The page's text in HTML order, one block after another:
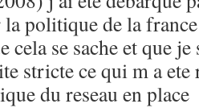
politique de la
cela se sache et que
stricte ce qui m a ete
du reseau en place